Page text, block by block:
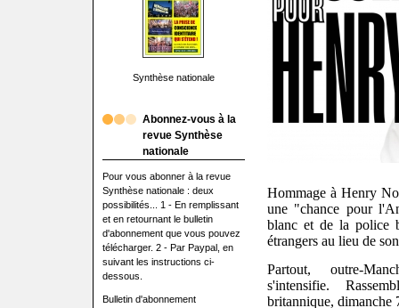
Synthèse nationale
Abonnez-vous à la
revue Synthèse
nationale
Pour vous abonner à la revue
Synthèse nationale : deux
possibilités... 1 - En remplissant
et en retournant le bulletin
d'abonnement que vous pouvez
télécharger. 2 - Par Paypal, en
suivant les instructions ci-
dessous.
Bulletin d'abonnement
Hommage à Henry
une "chance pour
blanc et de la police
étrangers au lieu de
Partout, outre-
s'intensifie.
britannique, dimanche